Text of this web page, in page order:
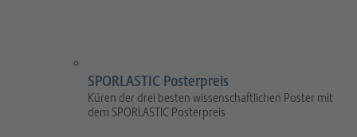
SPORLASTIC Posterpreis
Küren der drei besten wissenschaftlichen Poster mit
dem SPORLASTIC Posterpreis